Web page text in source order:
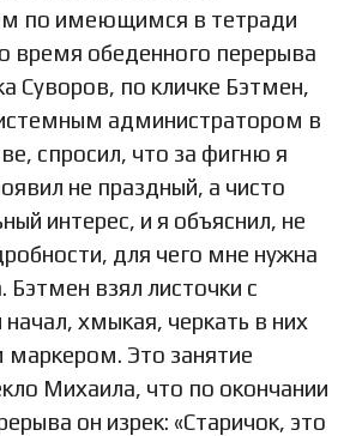
по имеющимся в тетради
время обеденного перерыва
Суворов, по кличке Бэтмен,
администратором в
спросил, что за фигню я
не праздный, а чисто
интерес, и я объяснил, не
для чего мне нужна
взял листочки с
хмыкая, черкать в них
Это занятие
Михаила, что по окончании
он изрек: «Старичок, это